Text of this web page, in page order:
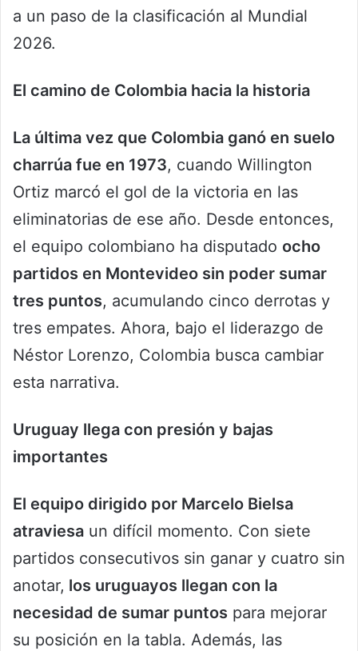
a un paso de la clasificación al Mundial
2026.
El camino de Colombia hacia la historia
La última vez que Colombia ganó en suelo
charrúa fue en 1973, cuando Willington
Ortiz marcó el gol de la victoria en las
eliminatorias de ese año. Desde entonces,
el equipo colombiano ha disputado ocho
partidos en Montevideo sin poder sumar
tres puntos, acumulando cinco derrotas y
tres empates. Ahora, bajo el liderazgo de
Néstor Lorenzo, Colombia busca cambiar
esta narrativa.
Uruguay llega con presión y bajas
importantes
El equipo dirigido por Marcelo Bielsa
atraviesa un difícil momento. Con siete
partidos consecutivos sin ganar y cuatro sin
anotar, los uruguayos llegan con la
necesidad de sumar puntos para mejorar
su posición en la tabla. Además, las